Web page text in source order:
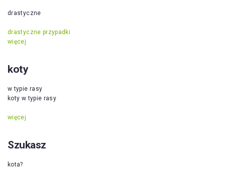
drastyczne
drastyczne przypadki
więcej
koty
w typie rasy
koty w typie rasy
więcej
Szukasz
kota?